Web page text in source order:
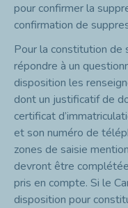
pour confirmer la
confirmation de
Pour la constitution de
répondre à un
disposition les
dont un justificatif de
certificat
et son numéro de
zones de saisie
devront être
pris en compte. Si le
disposition pour